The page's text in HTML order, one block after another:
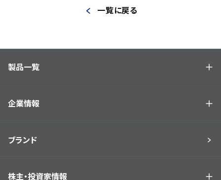
一覧に戻る
製品一覧
企業情報
ブランド
株主・投資家情報